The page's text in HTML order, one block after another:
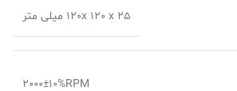
120x 120 x 25 میلی متر
2000±10%RPM